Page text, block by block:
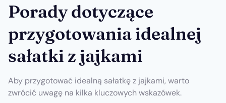
Porady dotyczące
przygotowania idealnej
sałatki z jajkami
Aby przygotować idealną sałatkę z jajkami, warto
zwrócić uwagę na kilka kluczowych wskazówek.